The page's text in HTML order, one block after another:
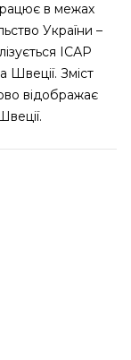
в межах
України –
ІСАР
Швеції. Зміст
відображає